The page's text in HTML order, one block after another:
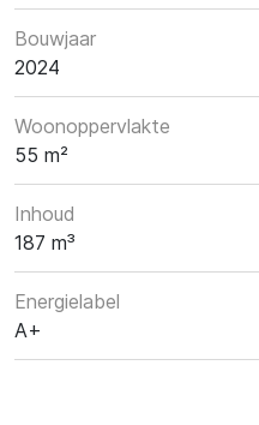
Bouwjaar
2024
Woonoppervlakte
55 m²
Inhoud
187 m³
Energielabel
A+